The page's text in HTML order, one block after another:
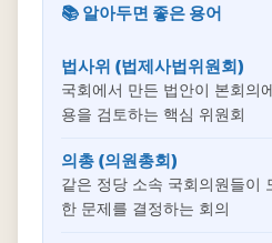
📚 알아두면 좋은 용어
법사위 (법제사법위원회)
국회에서 만든 법안이 본회의
용을 검토하는 핵심 위원회
의총 (의원총회)
같은 정당 소속 국회의원들이
한 문제를 결정하는 회의